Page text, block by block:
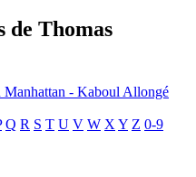
de Thomas
Manhattan - Kaboul Allongé
Q R S T U V W X Y Z 0-9